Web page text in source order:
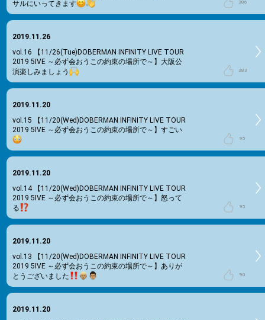
サルにいってきます
386
2019.11.26
vol.16
【11/26(Tue)DOBERMAN INFINITY LIVE TOUR
2019 5IVE ～必ず会おうこの約束の場所で～】大阪公
演楽しみましょう
383
2019.11.20
vol.15
【11/20(Wed)DOBERMAN INFINITY LIVE TOUR
2019 5IVE ～必ず会おうこの約束の場所で～】すごい
95
2019.11.20
vol.14
【11/20(Wed)DOBERMAN INFINITY LIVE TOUR
2019 5IVE ～必ず会おうこの約束の場所で～】怒って
る
95
2019.11.20
vol.13
【11/20(Wed)DOBERMAN INFINITY LIVE TOUR
2019 5IVE ～必ず会おうこの約束の場所で～】ありが
とうございました
90
2019.11.20